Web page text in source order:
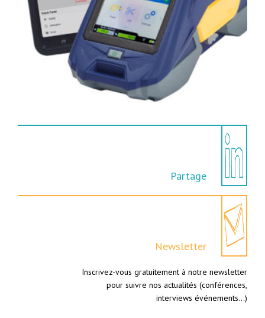
Partage
Newsletter
Inscrivez-vous gratuitement à notre newsletter
pour suivre nos actualités (conférences,
interviews événements…)